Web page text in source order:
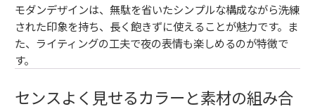
モダンデザインは、無駄を省いたシンプルな構成ながら洗練
された印象を持ち、長く飽きずに使えることが魅力です。ま
た、ライティングの工夫で夜の表情も楽しめるのが特徴で
す。
センスよく見せるカラーと素材の組み合